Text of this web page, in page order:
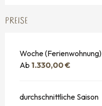
PREISE
Woche (Ferienwohnung)
Ab 1.330,00 €
durchschnittliche Saison